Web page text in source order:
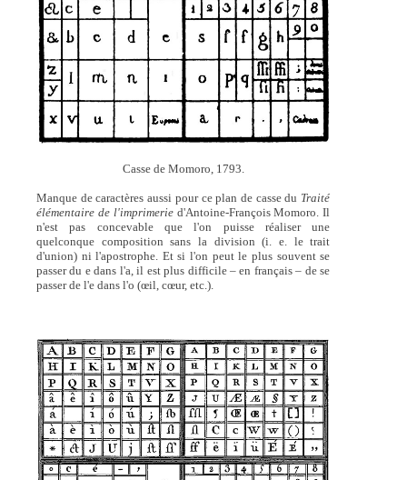
Casse de Momoro, 1793.
Manque de caractères aussi pour ce plan de casse du Traité
élémentaire de l'imprimeried'Antoine-François Momoro. Il
n'est pas concevable que l'on puisse réaliser une
quelconque composition sans la division (i. e. le trait
d'union) ni l'apostrophe. Et si l'on peut le plus souvent se
passer du e dans l'a, il est plus difficile – en français – de se
passer de l'e dans l'o (œil, cœur, etc.).